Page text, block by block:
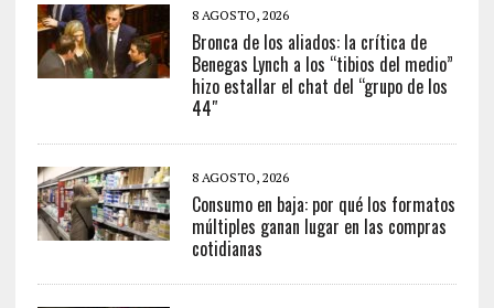
8 AGOSTO, 2026
Bronca de los aliados: la crítica de
Benegas Lynch a los “tibios del medio”
hizo estallar el chat del “grupo de los
44″
8 AGOSTO, 2026
Consumo en baja: por qué los formatos
múltiples ganan lugar en las compras
cotidianas